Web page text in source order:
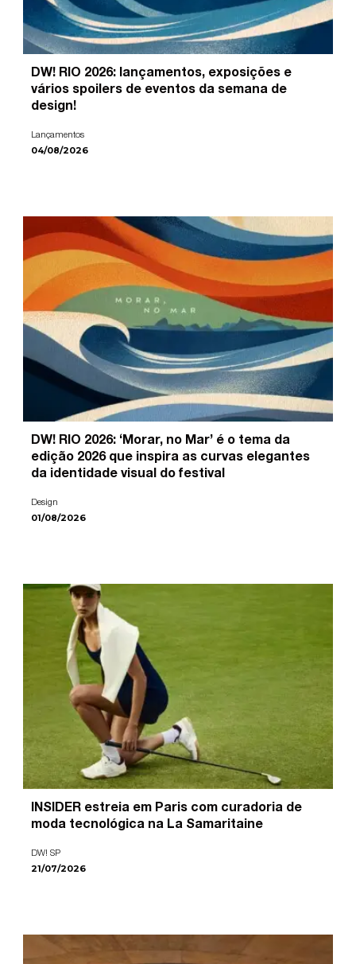
DW! RIO 2026: lançamentos, exposições e
vários spoilers de eventos da semana de
design!
Lançamentos
04/08/2026
DW! RIO 2026: ‘Morar, no Mar’ é o tema da
edição 2026 que inspira as curvas elegantes
da identidade visual do festival
Design
01/08/2026
INSIDER estreia em Paris com curadoria de
moda tecnológica na La Samaritaine
DW! SP
21/07/2026